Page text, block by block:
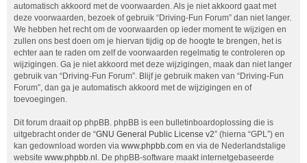
automatisch akkoord met de voorwaarden. Als je niet akkoord gaat met
deze voorwaarden, bezoek of gebruik “Driving-Fun Forum” dan niet langer.
We hebben het recht om de voorwaarden op ieder moment te wijzigen en
zullen ons best doen om je hiervan tijdig op de hoogte te brengen, het is
echter aan te raden om zelf de voorwaarden regelmatig te controleren op
wijzigingen. Ga je niet akkoord met deze wijzigingen, maak dan niet langer
gebruik van “Driving-Fun Forum”. Blijf je gebruik maken van “Driving-Fun
Forum”, dan ga je automatisch akkoord met de wijzigingen en of
toevoegingen.
Dit forum draait op phpBB. phpBB is een bulletinboardoplossing die is
uitgebracht onder de “GNU General Public License v2” (hierna “GPL”) en
kan gedownload worden via www.phpbb.com en via de Nederlandstalige
website www.phpbb.nl . De phpBB-software maakt internetgebaseerde